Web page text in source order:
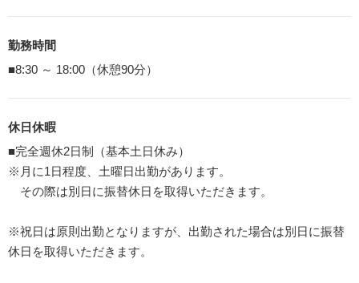
勤務時間
■8:30 ～ 18:00（休憩90分）
休日休暇
■完全週休2日制（基本土日休み）
※月に1日程度、土曜日出勤があります。
その際は別日に振替休日を取得いただきます。
※祝日は原則出勤となりますが、出勤された場合は別日に振替
休日を取得いただきます。